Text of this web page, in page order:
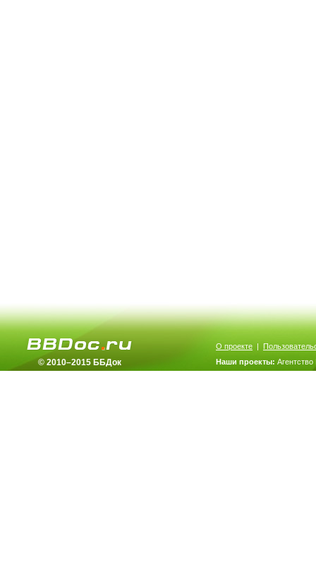
© 2010–2015 ББДок
О проекте |
Наши проекты: